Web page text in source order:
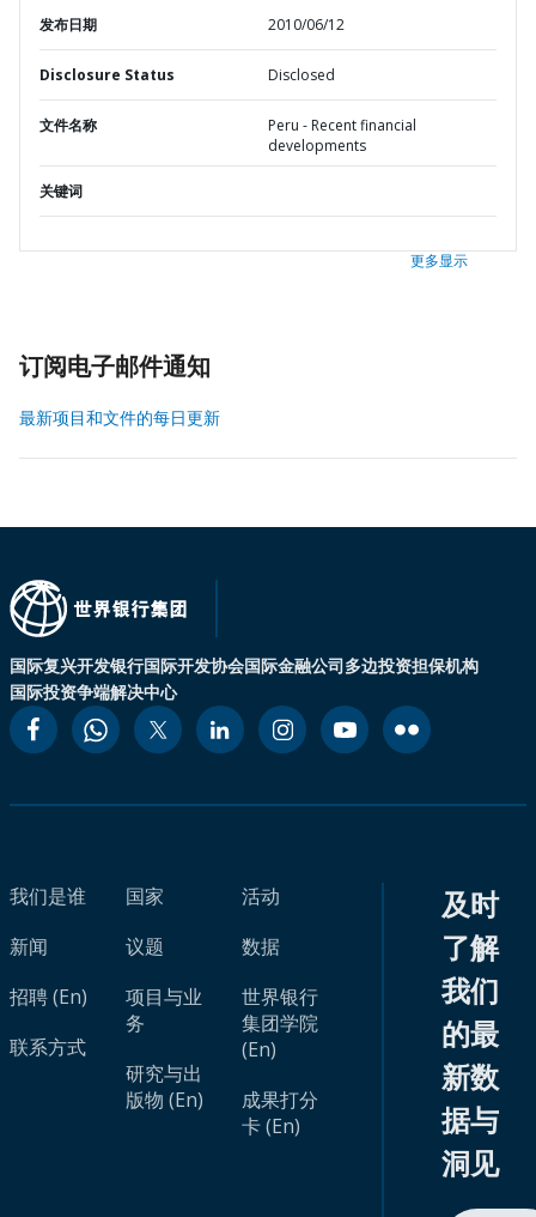
发布日期 2010/06/12
Disclosure Status Disclosed
文件名称
Peru - Recent financial
developments
关键词
更多显示
订阅电子邮件通知
最新项目和文件的每日更新
国际复兴开发银行国际开发协会国际金融公司多边投资担保机构
国际投资争端解决中心
我们是谁
新闻
招聘 (En)
联系方式
国家
议题
项目与业
务
研究与出
版物 (En)
活动
数据
世界银行
集团学院
(En)
成果打分
卡 (En)
及时
了解
我们
的最
新数
据与
洞见